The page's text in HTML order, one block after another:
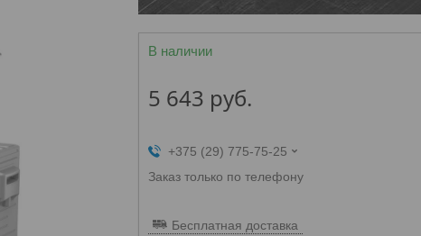
В наличии
5 643 руб.
+375 (29) 775-75-25
Заказ только по телефону
Бесплатная доставка